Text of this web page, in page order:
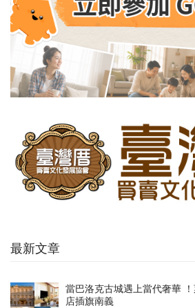
最新文章
當巴洛克古城遇上當代奢華
店插旗南義